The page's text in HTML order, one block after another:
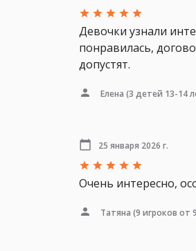
Девочки узнали
понравилась,
допустят.
Елена (3 детей 13-14
25 января 2026 г.
Очень интересно,
Татяна (9 игроков от